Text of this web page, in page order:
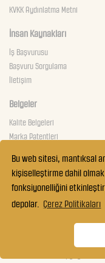
Bu web sitesi, mantıksal
kişiselleştirme dahil
fonksiyonelliğini
depolar. Çerez Politikaları
KVKK Aydınlatma Metni
İnsan Kaynakları
İş Başvurusu
Başvuru Sorgulama
İletişim
Belgeler
Kalite Belgeleri
Marka Patentleri
Teknik Servis
İletişim
Çalışma Prensibi